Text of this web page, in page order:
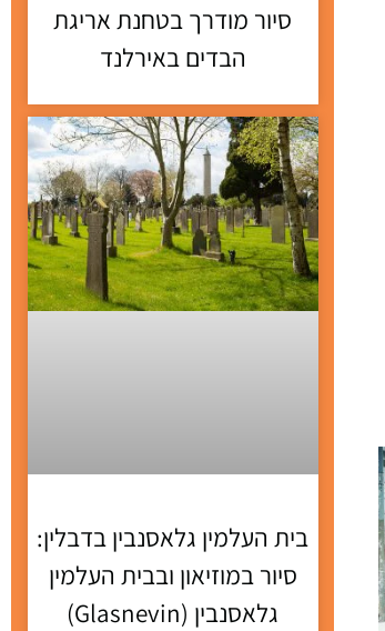
סיור מודרך בטחנת אריגת
הבדים באירלנד
בית העלמין גלאסנבין בדבלין:
סיור במוזיאון ובבית העלמין
גלאסנבין (Glasnevin)